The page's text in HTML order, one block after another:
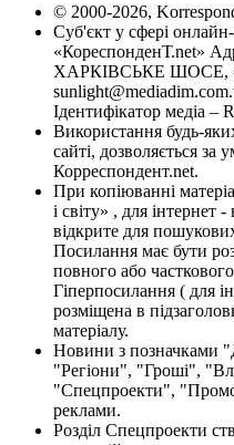
© 2000-2026,
Суб'єкт у сфері
«КореспонденТ.net»
ХАРКІВСЬКЕ ШОСЕ,
Ідентифікатор медіа –
Використання будь-
сайті, дозволяється за
Корреспондент.net.
При копіюванні
і світу» , для інтернет
відкрите для
Посилання має бути
повного або
Гіперпосилання ( для
розміщена в
матеріалу.
Новини з позначками
"Регіони", "Гроші",
"Спецпроекти",
реклами.
Розділ Спецпроекти